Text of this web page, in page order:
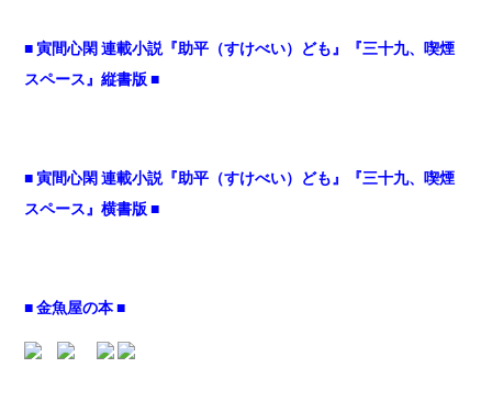
■ 寅間心閑 連載小説『助平（すけべい）ども』『三十九、喫煙
スペース』縦書版 ■
■ 寅間心閑 連載小説『助平（すけべい）ども』『三十九、喫煙
スペース』横書版 ■
■ 金魚屋の本 ■